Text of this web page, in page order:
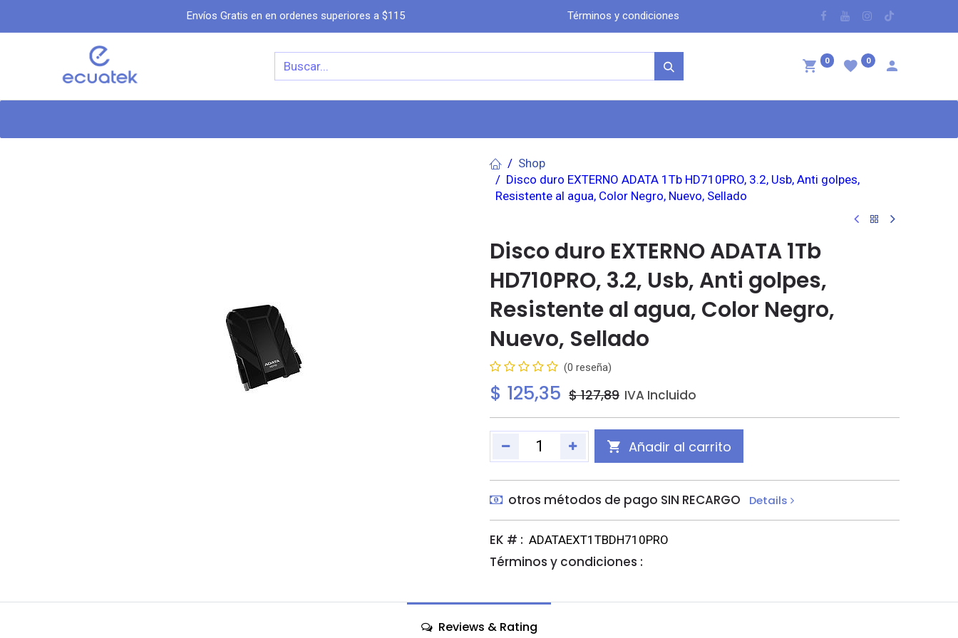
Envíos Gratis en en ordenes superiores a $115 Términos y condicio​nes
0 0
Shop
Disco duro EXTERNO ADATA 1Tb HD710PRO, 3.2, Usb, Anti golpes,
Resistente al agua, Color Negro, Nuevo, Sellado
Disco duro EXTERNO ADATA 1Tb
HD710PRO, 3.2, Usb, Anti golpes,
Resistente al agua, Color Negro,
Nuevo, Sellado
(0 reseña)
$ 125,35 $127,89 IVA Incluido
Añadir al carrito
otros métodos de pago SIN RECARGO Details
EK # : ADATAEXT1TBDH710PRO
Términos y condiciones :
Reviews & Rating